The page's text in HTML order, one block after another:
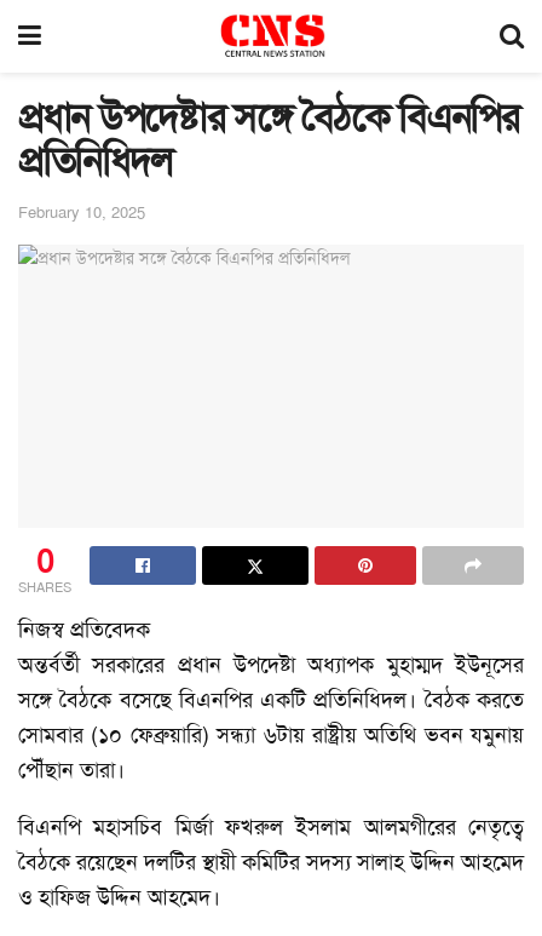
প্রধান উপদেষ্টার সঙ্গে বৈঠকে বিএনপির
প্রতিনিধিদল
February 10, 2025
0
SHARES
নিজস্ব প্রতিবেদক
অন্তর্বর্তী সরকারের প্রধান উপদেষ্টা অধ্যাপক মুহাম্মদ ইউনূসের
সঙ্গে বৈঠকে বসেছে বিএনপির একটি প্রতিনিধিদল। বৈঠক করতে
সোমবার (১০ ফেব্রুয়ারি) সন্ধ্যা ৬টায় রাষ্ট্রীয় অতিথি ভবন যমুনায়
পৌঁছান তারা।
বিএনপি মহাসচিব মির্জা ফখরুল ইসলাম আলমগীরের নেতৃত্বে
বৈঠকে রয়েছেন দলটির স্থায়ী কমিটির সদস্য সালাহ উদ্দিন আহমেদ
ও হাফিজ উদ্দিন আহমেদ।